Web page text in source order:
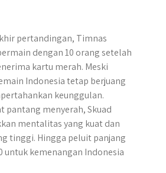
pertandingan, Timnas
dengan 10 orang setelah
kartu merah. Meski
Indonesia tetap berjuang
keunggulan.
pantang menyerah, Skuad
mentalitas yang kuat dan
tinggi. Hingga peluit panjang
untuk kemenangan Indonesia